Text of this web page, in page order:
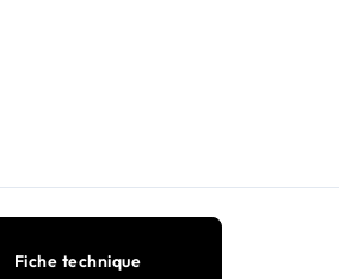
Fiche technique